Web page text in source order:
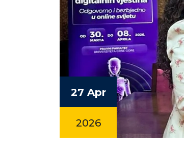
27 Apr
2026